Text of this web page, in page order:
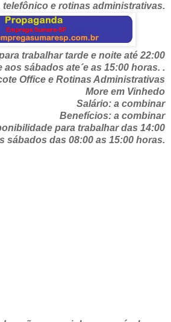
e rotinas administrativas.
trabalhar tarde e noite até 22:00
aos sábados ate´e as 15:00 horas. .
Office e Rotinas Administrativas
More em Vinhedo
Salário: a combinar
Benefícios: a combinar
para trabalhar das 14:00
sábados das 08:00 as 15:00 horas.